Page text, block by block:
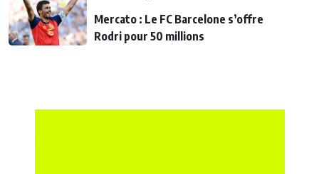
Mercato : Le FC Barcelone s’offre
Rodri pour 50 millions